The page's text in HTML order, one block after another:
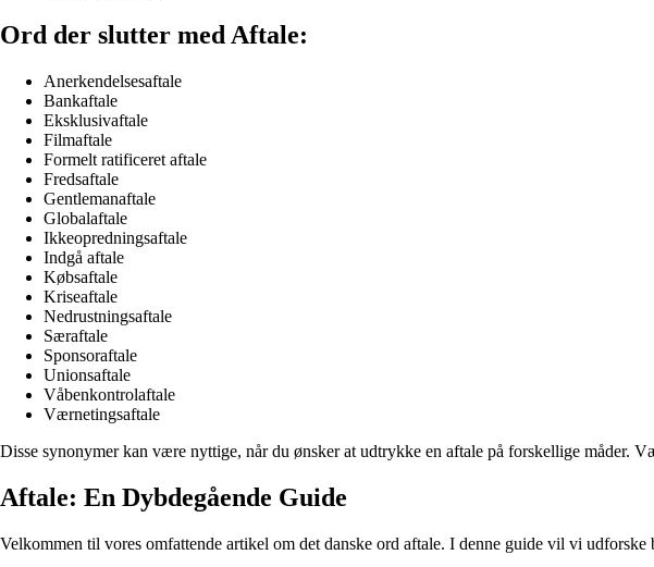
Ord der slutter med Aftale:
Anerkendelsesaftale
Bankaftale
Eksklusivaftale
Filmaftale
Formelt ratificeret aftale
Fredsaftale
Gentlemanaftale
Globalaftale
Ikkeopredningsaftale
Indgå aftale
Købsaftale
Kriseaftale
Nedrustningsaftale
Særaftale
Sponsoraftale
Unionsaftale
Våbenkontrolaftale
Værnetingsaftale
Disse synonymer kan være nyttige, når du ønsker at udtrykke en aftale på forskellige måder.
Aftale: En Dybdegående Guide
Velkommen til vores omfattende artikel om det danske ord aftale. I denne guide vil vi